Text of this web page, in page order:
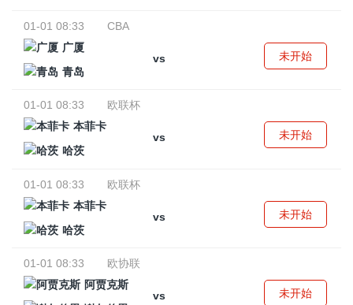
01-01 08:33
CBA
广厦
vs
青岛
未开始
01-01 08:33
欧联杯
本菲卡
vs
哈茨
未开始
01-01 08:33
欧联杯
本菲卡
vs
哈茨
未开始
01-01 08:33
欧协联
阿贾克斯
vs
未开始